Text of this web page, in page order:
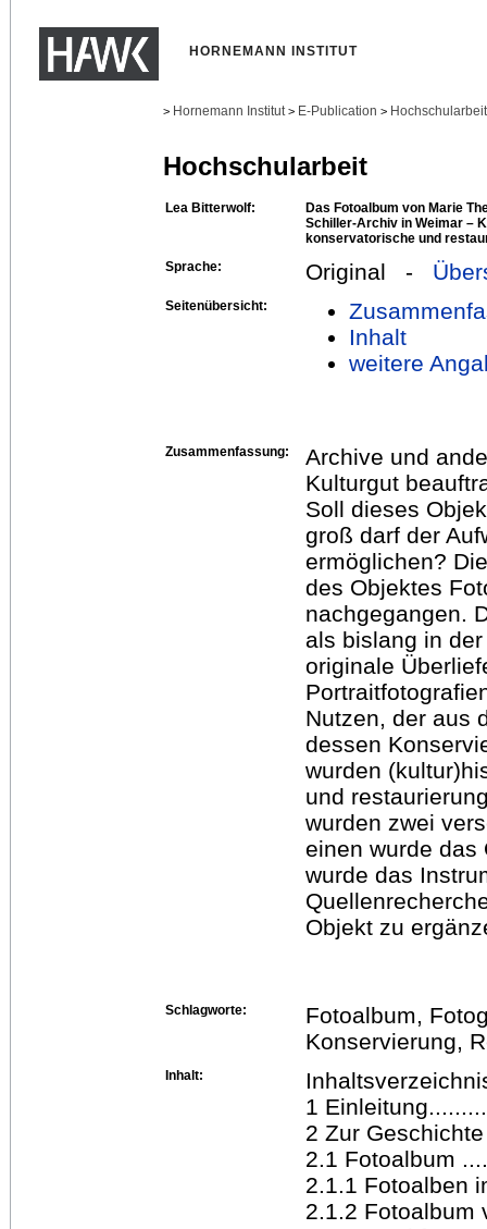
HORNEMANN INSTITUT
> Hornemann Institut > E-Publication >
Hochschularbeit
Lea Bitterwolf:
Das Fotoalbum von Marie
Schiller-Archiv in Weimar –
konservatorische und
Sprache:
Original -
Seitenübersicht:
Inhalt
weitere
Zusammenfassung:
Archive und
Kulturgut
Soll dieses
groß darf der
ermöglichen?
des Objektes
nachgegangen.
als bislang in
originale
Nutzen, der aus
dessen
wurden
und
wurden zwei
einen wurde das
wurde das
Objekt zu
Schlagworte:
Fotoalbum,
Konservierung,
Inhalt:
1
2 Zur
2.1 Fotoalbum
2.1.1 Fotoalben
2.1.2 Fotoalbum